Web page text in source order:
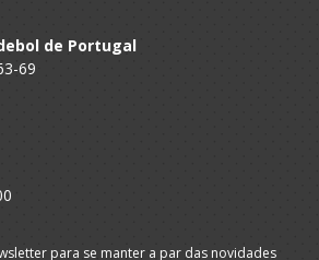
de Portugal
69
para se manter a par das novidades